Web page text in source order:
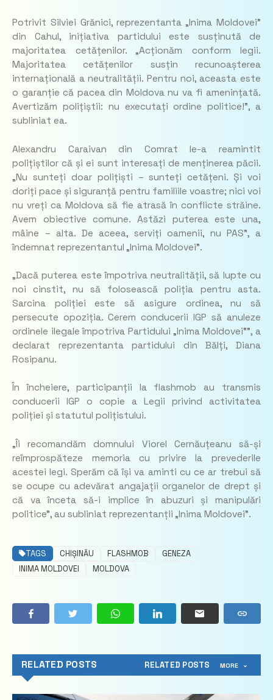
Potrivit Silviei Grănici, reprezentanta „Inima Moldovei”
din Cahul, inițiativa partidului este susținută de
majoritatea cetățenilor. „Acționăm conform legii.
Majoritatea cetățenilor susțin recunoașterea
internațională a neutralității. Pentru noi, aceasta este
o garanție că pacea din Moldova nu va fi amenințată.
Avertizăm polițiștii: nu executați ordine politice!”, a
subliniat ea.
Alexandru Caraivan din Comrat le-a reamintit
polițiștilor că și ei sunt interesați de menținerea păcii.
„Nu sunteți doar polițiști – sunteți cetățeni. Și voi
doriți pace și siguranță pentru familiile voastre; nici voi
nu vreți ca Moldova să fie atrasă în conflicte străine.
Avem obiective comune. Astăzi puterea este una,
mâine – alta. De aceea, serviți oamenii, nu PAS”, a
îndemnat reprezentantul „Inima Moldovei”.
„Dacă puterea este împotriva neutralității, să lupte cu
noi cinstit, nu să folosească poliția pentru asta.
Sarcina poliției este să asigure ordinea, nu să
persecute opoziția. Cerem conducerii IGP să anuleze
ordinele ilegale împotriva Partidului „Inima Moldovei””, a
declarat reprezentanta partidului din Bălți, Diana
Rosipanu.
În încheiere, participanții la flashmob au transmis
conducerii IGP o copie a Legii privind activitatea
poliției și statutul polițistului.
„Îi recomandăm domnului Viorel Cernăuțeanu să-și
reîmprospăteze memoria cu privire la prevederile
acestei legi. Sperăm că își va aminti cu ce ar trebui să
se ocupe cu adevărat angajații organelor de drept și
că va înceta să-i implice în abuzuri și manipulări
politice”, au subliniat reprezentanții „Inima Moldovei”.
TAGS CHIȘINĂU FLASHMOB
GENEZA
INIMA MOLDOVEI
MOLDOVA
RELATED POSTS RELATED POSTS MORE